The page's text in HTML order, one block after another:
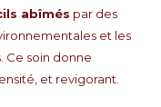
abîmés par des
et les
Ce soin donne
et revigorant.